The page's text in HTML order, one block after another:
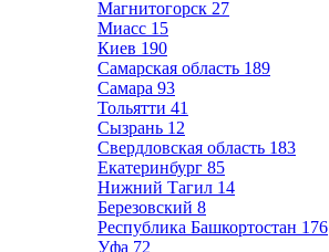
Магнитогорск 27
Миасс 15
Киев 190
Самарская область 189
Самара 93
Тольятти 41
Сызрань 12
Свердловская область 183
Екатеринбург 85
Нижний Тагил 14
Березовский 8
Республика Башкортостан 176
Уфа 72